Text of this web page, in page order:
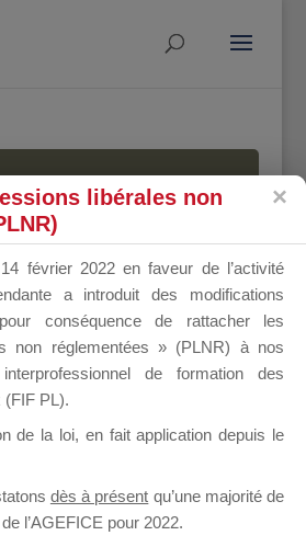
DU
Groupe Public
il y a un mois
libérales non
février 2022 en faveur de l’activité
a introduit des modifications
conséquence de rattacher les
non réglementées » (PLNR) à nos
de formation des
(FIF PL).
de la loi, en fait application depuis le
dès à présent qu’une majorité de
l’AGEFICE pour 2022.